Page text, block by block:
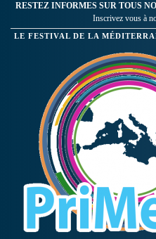
RESTEZ INFORMES SUR TOUS
Inscrivez vous à
LE FESTIVAL DE LA